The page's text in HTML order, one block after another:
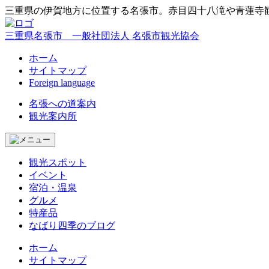
三重県の伊賀地方に位置する名張市。赤目四十八滝や青蓮
三重県名張市 一般社団法人 名張市観光協会
ホーム
サイトマップ
Foreign language
名張への道案内
観光案内所
観光スポット
イベント
宿泊・温泉
グルメ
特産品
なばり 四季のブログ
ホーム
サイトマップ